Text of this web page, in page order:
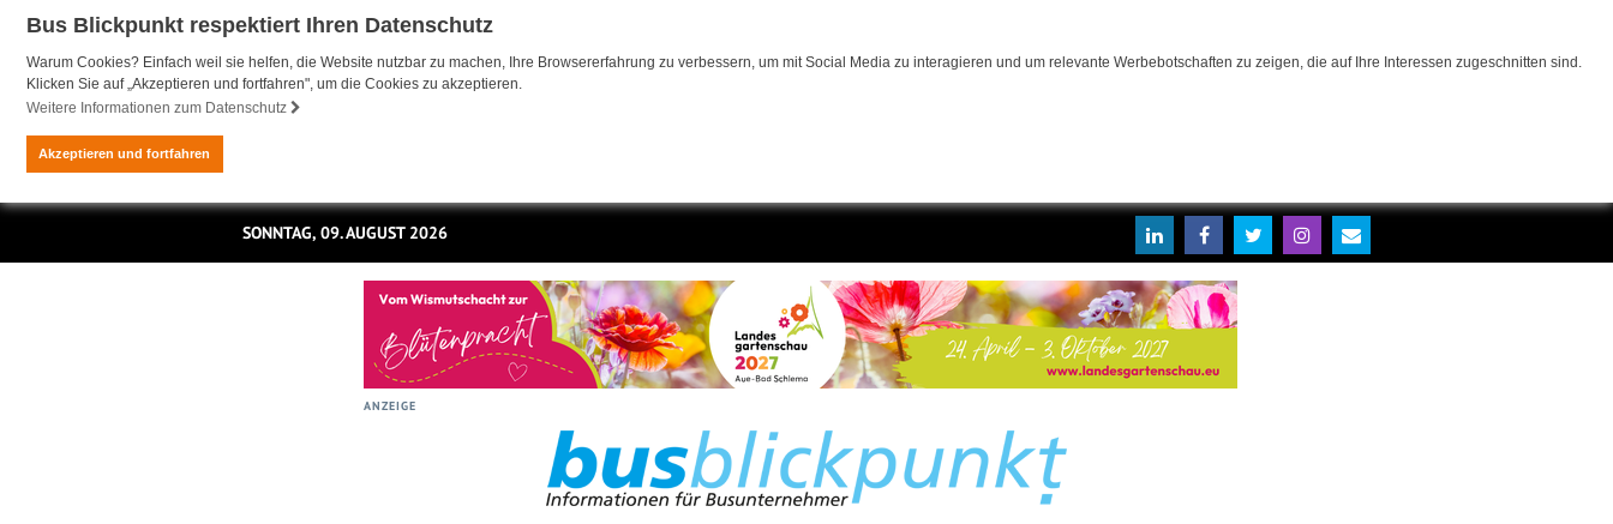
Bus Blickpunkt respektiert Ihren Datenschutz
Warum Cookies? Einfach weil sie helfen, die Website nutzbar zu machen, Ihre Browsererfahrung zu verbessern, um mit Social Media zu interagieren und um relevante Werbebotschaften zu zeigen, die auf Ihre Interessen zugeschnitten sind.
Klicken Sie auf „Akzeptieren und fortfahren", um die Cookies zu akzeptieren.
Weitere Informationen zum Datenschutz
Akzeptieren und fortfahren
SONNTAG, 09. AUGUST 2026
ANZEIGE